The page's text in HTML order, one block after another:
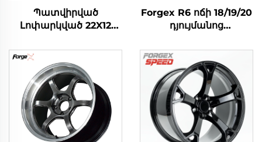
Պատվիրված
Լոփարկված 22X12
28X16 Անց 8x170 8x180
6x139.7 Ալյումինե
Կառուցվածքով Մեկ
Կտորանոց Ամրաններ
Ford F-350 RAM1500
2500-ի համար
Forgex R6 ոճի 18/19/20
դյույմանոց
համար
նախատեսված
ամրացված անիվներ՝
կորացված
նստատեղով,
համատեղելի Civic
Type R, WRX STI, M3,